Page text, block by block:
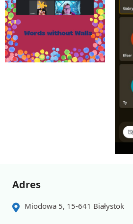
Adres
Miodowa 5, 15-641 Białystok